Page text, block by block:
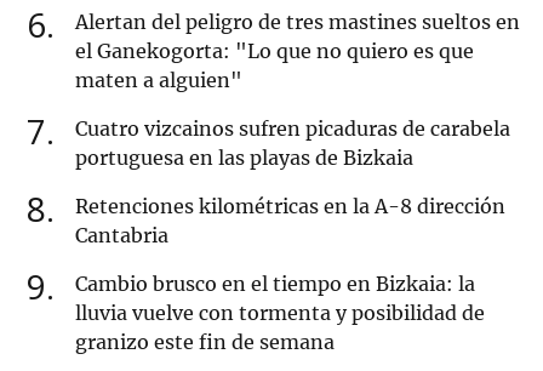
6
Alertan del peligro de tres mastines sueltos en
el Ganekogorta: "Lo que no quiero es que
maten a alguien"
7
Cuatro vizcainos sufren picaduras de carabela
portuguesa en las playas de Bizkaia
8
Retenciones kilométricas en la A-8 dirección
Cantabria
9
Cambio brusco en el tiempo en Bizkaia: la
lluvia vuelve con tormenta y posibilidad de
granizo este fin de semana